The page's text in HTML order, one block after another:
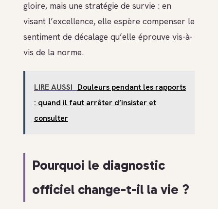
gloire, mais une stratégie de survie : en
visant l’excellence, elle espère compenser le
sentiment de décalage qu’elle éprouve vis-à-
vis de la norme.
LIRE AUSSI Douleurs pendant les rapports
: quand il faut arrêter d’insister et
consulter
Pourquoi le diagnostic
officiel change-t-il la vie ?